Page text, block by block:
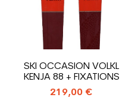
SKI OCCASION VOLKL
KENJA 88 + FIXATIONS
219,00 €